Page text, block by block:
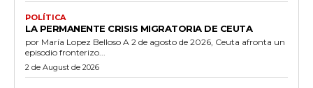
POLÍTICA
LA PERMANENTE CRISIS MIGRATORIA DE CEUTA
por María Lopez Belloso A 2 de agosto de 2026, Ceuta afronta un
episodio fronterizo...
2 de August de 2026